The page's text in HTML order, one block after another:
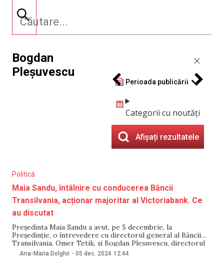
Bogdan
Pleșuvescu
Perioada publicării
Categorii cu noutăți
Afișați rezultatele
Politică
Maia Sandu, întâlnire cu conducerea Băncii
Transilvania, acționar majoritar al Victoriabank. Ce
au discutat
Președinta Maia Sandu a avut, pe 5 decembrie, la
Președinție, o întrevedere cu directorul general al Băncii
Transilvania, Omer Tetik, și Bogdan Pleșuvescu, directorul
general adjunct legal. Discuțiile au vizat rolul Victoriabank,
al cărei acționar majoritar este Banca Transilvania, în
Ana-Maria Dolghii - 05 dec. 2024 12:44